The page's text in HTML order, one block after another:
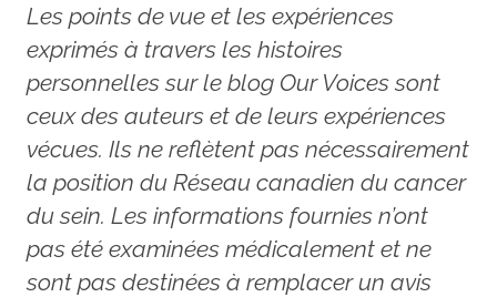
Les points de vue et les expériences
exprimés à travers les histoires
personnelles sur le blog Our Voices sont
ceux des auteurs et de leurs expériences
vécues. Ils ne reflètent pas nécessairement
la position du Réseau canadien du cancer
du sein. Les informations fournies n’ont
pas été examinées médicalement et ne
sont pas destinées à remplacer un avis